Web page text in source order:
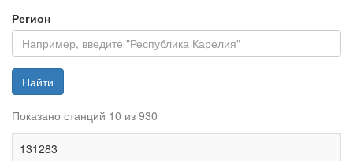
Регион
Найти
Показано станций 10 из 930
131283